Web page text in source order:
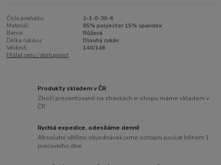
Číslo produktu:
2-1-0-30-6
Materiál:
85% polyester 15% spandex
Barva:
Růžová
Délka rukávu:
Dlouhý rukáv
Velikost:
140/146
Hlídat cenu / dostupnost
Produkty skladem v ČR
Zboží prezentované na stránkách e-shopu máme skladem v
ČR
Rychlá expedice, odesíláme denně
Absolutní většinu objednávek jsme schopni poslat během 1
pracovního dne